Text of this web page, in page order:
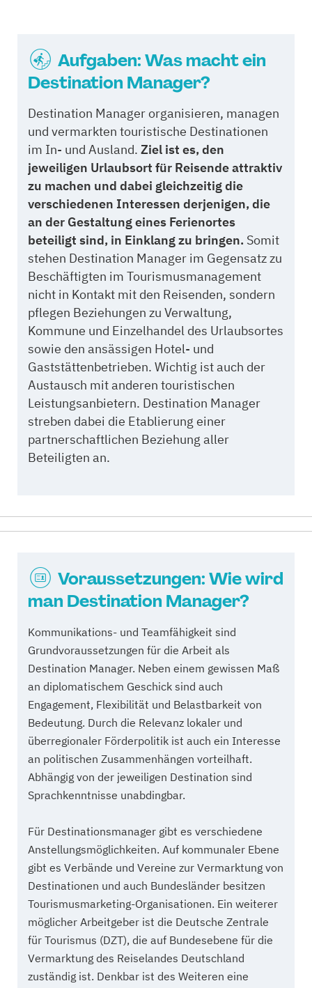
Aufgaben: Was macht ein
Destination Manager?
Destination Manager organisieren, managen
und vermarkten touristische Destinationen
im In- und Ausland. Ziel ist es, den
jeweiligen Urlaubsort für Reisende attraktiv
zu machen und dabei gleichzeitig die
verschiedenen Interessen derjenigen, die
an der Gestaltung eines Ferienortes
beteiligt sind, in Einklang zu bringen. Somit
stehen Destination Manager im Gegensatz zu
Beschäftigten im Tourismusmanagement
nicht in Kontakt mit den Reisenden, sondern
pflegen Beziehungen zu Verwaltung,
Kommune und Einzelhandel des Urlaubsortes
sowie den ansässigen Hotel- und
Gaststättenbetrieben. Wichtig ist auch der
Austausch mit anderen touristischen
Leistungsanbietern. Destination Manager
streben dabei die Etablierung einer
partnerschaftlichen Beziehung aller
Beteiligten an.
Voraussetzungen: Wie wird
man Destination Manager?
Kommunikations- und Teamfähigkeit sind
Grundvoraussetzungen für die Arbeit als
Destination Manager. Neben einem gewissen Maß
an diplomatischem Geschick sind auch
Engagement, Flexibilität und Belastbarkeit von
Bedeutung. Durch die Relevanz lokaler und
überregionaler Förderpolitik ist auch ein Interesse
an politischen Zusammenhängen vorteilhaft.
Abhängig von der jeweiligen Destination sind
Sprachkenntnisse unabdingbar.
Für Destinationsmanager gibt es verschiedene
Anstellungsmöglichkeiten. Auf kommunaler Ebene
gibt es Verbände und Vereine zur Vermarktung von
Destinationen und auch Bundesländer besitzen
Tourismusmarketing-Organisationen. Ein weiterer
möglicher Arbeitgeber ist die Deutsche Zentrale
für Tourismus (DZT), die auf Bundesebene für die
Vermarktung des Reiselandes Deutschland
zuständig ist. Denkbar ist des Weiteren eine